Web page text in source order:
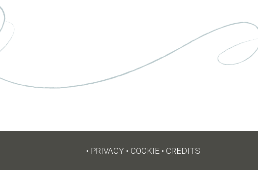
• PRIVACY • COOKIE • CREDITS